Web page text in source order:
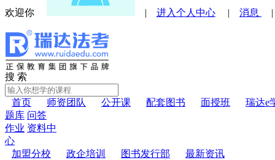
欢迎你 | 进入个人中心 | 消息
搜 索
首页 师资团队 公开课 配套图书 面授班
瑞达e
题库 问答
作业 资料中
心
加盟分校
政企培训 图书发行部 最新资讯